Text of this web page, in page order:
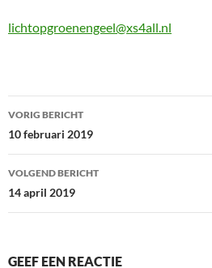
lichtopgroenengeel@xs4all.nl
Bericht
navigatie
VORIG BERICHT
10 februari 2019
VOLGEND BERICHT
14 april 2019
GEEF EEN REACTIE